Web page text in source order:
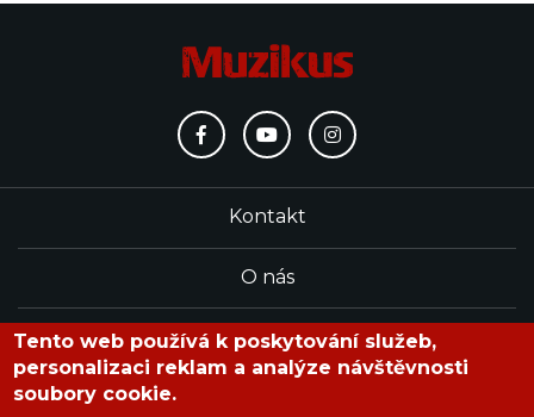
Kontakt
O nás
Redakce
Tento web používá k poskytování služeb,
personalizaci reklam a analýze návštěvnosti
soubory cookie.